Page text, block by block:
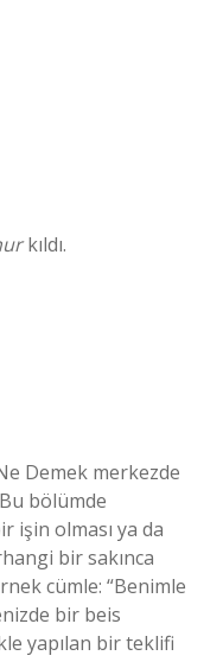
kıldı.
Demek merkezde
bölümde
işin olması ya da
bir sakınca
cümle: “Benimle
bir beis
yapılan bir teklifi